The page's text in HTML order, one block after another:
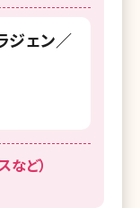
ジェン／
など）